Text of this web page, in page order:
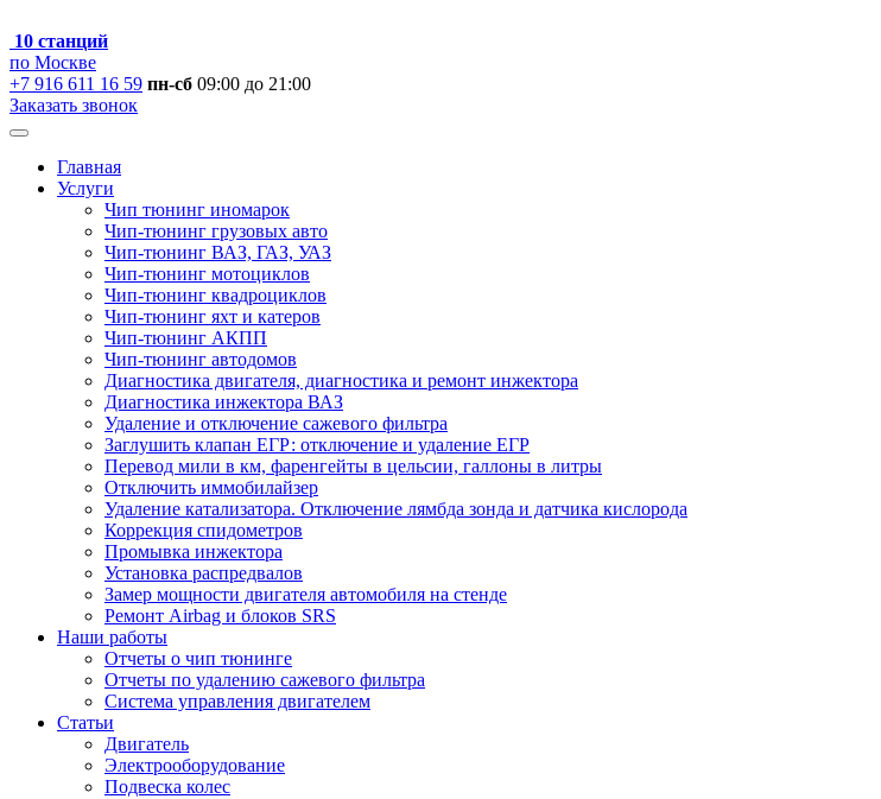
10 станций
по Москве
+7 916 611 16 59 пн-сб 09:00 до 21:00
Заказать звонок
Главная
Услуги
Чип тюнинг иномарок
Чип-тюнинг грузовых авто
Чип-тюнинг ВАЗ, ГАЗ, УАЗ
Чип-тюнинг мотоциклов
Чип-тюнинг квадроциклов
Чип-тюнинг яхт и катеров
Чип-тюнинг АКПП
Чип-тюнинг автодомов
Диагностика двигателя, диагностика и ремонт инжектора
Диагностика инжектора ВАЗ
Удаление и отключение сажевого фильтра
Заглушить клапан ЕГР: отключение и удаление ЕГР
Перевод мили в км, фаренгейты в цельсии, галлоны в литры
Отключить иммобилайзер
Удаление катализатора. Отключение лямбда зонда и датчика кислорода
Коррекция спидометров
Промывка инжектора
Установка распредвалов
Замер мощности двигателя автомобиля на стенде
Ремонт Airbag и блоков SRS
Наши работы
Отчеты о чип тюнинге
Отчеты по удалению сажевого фильтра
Система управления двигателем
Статьи
Двигатель
Электрооборудование
Подвеска колес